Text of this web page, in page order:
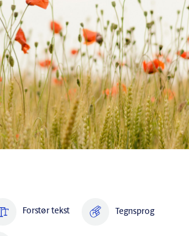
Forstør tekst Tegnsprog